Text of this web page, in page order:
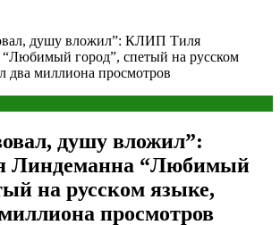
душу вложил”: КЛИП Тиля
город”, спетый на русском
два миллиона просмотров
душу вложил”:
“Любимый
на русском языке,
просмотров